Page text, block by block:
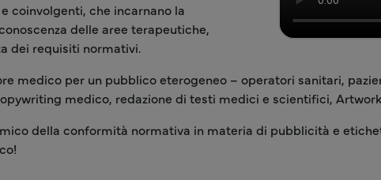
coinvolgenti, che incarnano la
delle aree terapeutiche,
dei requisiti normativi.
medico per un pubblico eterogeneo – operatori sanitari,
medico, redazione di testi medici e scientifici,
della conformità normativa in materia di pubblicità e